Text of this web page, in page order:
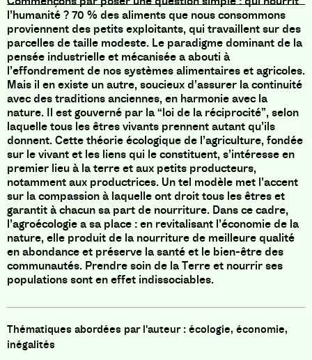
l’humanité ? 70 % des aliments que nous consommons
proviennent des petits exploitants, qui travaillent sur des
parcelles de taille modeste. Le paradigme dominant de la
pensée industrielle et mécanisée a abouti à
l’effondrement de nos systèmes alimentaires et agricoles.
Mais il en existe un autre, soucieux d’assurer la continuité
avec des traditions anciennes, en harmonie avec la
nature. Il est gouverné par la “loi de la réciprocité”, selon
laquelle tous les êtres vivants prennent autant qu’ils
donnent. Cette théorie écologique de l’agriculture, fondée
sur le vivant et les liens qui le constituent, s’intéresse en
premier lieu à la terre et aux petits producteurs,
notamment aux productrices. Un tel modèle met l’accent
sur la compassion à laquelle ont droit tous les êtres et
garantit à chacun sa part de nourriture. Dans ce cadre,
l’agroécologie a sa place : en revitalisant l’économie de la
nature, elle produit de la nourriture de meilleure qualité
en abondance et préserve la santé et le bien-être des
communautés. Prendre soin de la Terre et nourrir ses
populations sont en effet indissociables.
écologie, économie,
inégalités